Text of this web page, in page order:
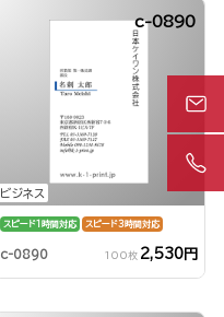
ビジネス
c-0890
スピード1時間対応 スピード3時間対応
c-0890 100枚 2,530円